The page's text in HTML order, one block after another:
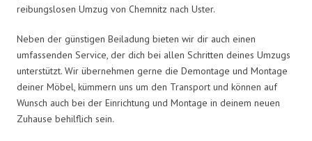
reibungslosen Umzug von Chemnitz nach Uster.
Neben der günstigen Beiladung bieten wir dir auch einen
umfassenden Service, der dich bei allen Schritten deines Umzugs
unterstützt. Wir übernehmen gerne die Demontage und Montage
deiner Möbel, kümmern uns um den Transport und können auf
Wunsch auch bei der Einrichtung und Montage in deinem neuen
Zuhause behilflich sein.